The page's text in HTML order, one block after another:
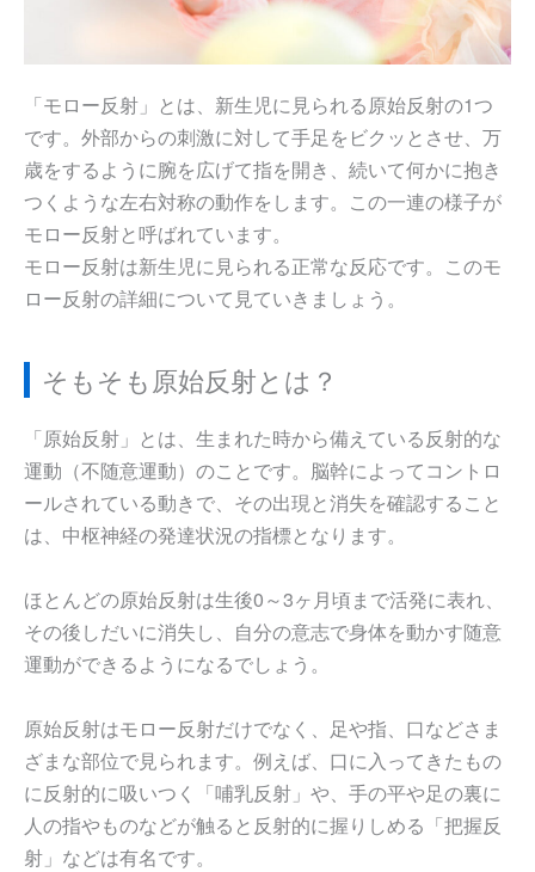
「モロー反射」とは、新生児に見られる原始反射の1つ
です。外部からの刺激に対して手足をビクッとさせ、万
歳をするように腕を広げて指を開き、続いて何かに抱き
つくような左右対称の動作をします。この一連の様子が
モロー反射と呼ばれています。
モロー反射は新生児に見られる正常な反応です。このモ
ロー反射の詳細について見ていきましょう。
そもそも原始反射とは？
「原始反射」とは、生まれた時から備えている反射的な
運動（不随意運動）のことです。脳幹によってコントロ
ールされている動きで、その出現と消失を確認すること
は、中枢神経の発達状況の指標となります。
ほとんどの原始反射は生後0～3ヶ月頃まで活発に表れ、
その後しだいに消失し、自分の意志で身体を動かす随意
運動ができるようになるでしょう。
原始反射はモロー反射だけでなく、足や指、口などさま
ざまな部位で見られます。例えば、口に入ってきたもの
に反射的に吸いつく「哺乳反射」や、手の平や足の裏に
人の指やものなどが触ると反射的に握りしめる「把握反
射」などは有名です。